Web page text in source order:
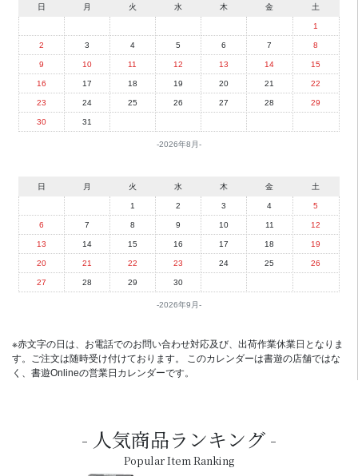
2026年8月
日 月 火 水 木 金 土
1
2 3 4 5 6 7 8
9 10 11 12 13 14 15
16 17 18 19 20 21 22
23 24 25 26 27 28 29
30 31
2026年9月
日 月 火 水 木 金 土
1 2 3 4 5
6 7 8 9 10 11 12
13 14 15 16 17 18 19
20 21 22 23 24 25 26
27 28 29 30
※赤文字の日は、お電話でのお問い合わせ対応及び、出荷作業休業日となりま
す。ご注文は随時受け付けております。 このカレンダーは書遊の店舗ではな
く、書遊Onlineの営業日カレンダーです。
人気商品ランキング
Popular Item Ranking